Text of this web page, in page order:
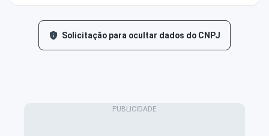
Solicitação para ocultar dados do CNPJ